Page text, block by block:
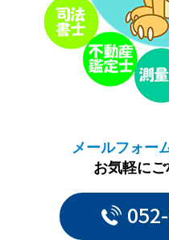
メールフォー
お気軽にご